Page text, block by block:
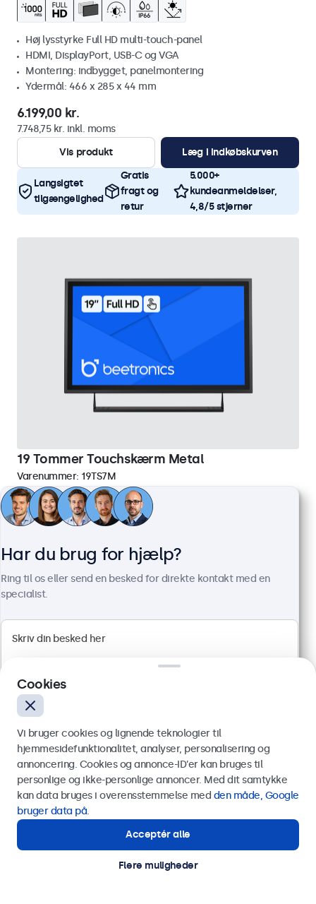
Høj lysstyrke Full HD multi-touch-panel
HDMI, DisplayPort, USB-C og VGA
Montering: indbygget, panelmontering
Ydermål: 466 x 285 x 44 mm
6.199,00 kr.
7.748,75 kr. inkl. moms
Vis produkt
Læg i indkøbskurven
Langsigtet
tilgængelighed
Gratis
fragt og
retur
5.000+
kundeanmeldelser,
4,8/5 stjerner
19 Tommer Touchskærm Metal
Varenummer: 19TS7M
100+ stk. på lager
Full HD-panel med multi-touch
HDMI, DisplayPort, USB-C, VGA
Montering: skrivebord, indbygget, væg
Ydermål: 481 x 294 x 45 mm
4.499,00 kr.
5.623,75 kr. inkl. moms
Har du brug for hjælp?
Ring til os eller send en besked for direkte kontakt med en
specialist.
Send
Eller ring til os på
Kontakt vores specialister.
Cookies
Vi bruger cookies og lignende teknologier til
hjemmesidefunktionalitet, analyser, personalisering og
annoncering. Cookies og annonce-ID’er kan bruges til
personlige og ikke-personlige annoncer. Med dit samtykke
kan data bruges i overensstemmelse med den måde, Google
bruger data på.
Acceptér alle
Flere muligheder